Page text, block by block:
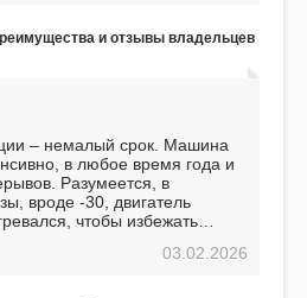
и отзывы владельцев
– немалый срок. Машина
в любое время года и
Разумеется, в
вроде -30, двигатель
чтобы избежать
ни единой поломки,03.02.2026